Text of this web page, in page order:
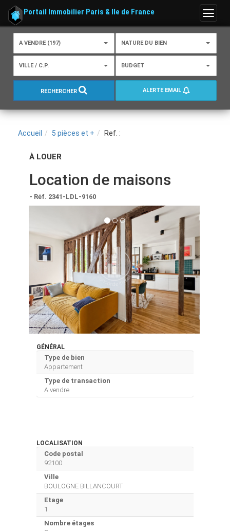
Menu
Portail Immobilier Paris & Ile de France
A VENDRE (197) NATURE DU BIEN
VILLE / C.P. BUDGET
RECHERCHER ALERTE EMAIL
Accueil 5 pièces et + Ref. :
À LOUER
Location de maisons
- Réf. 2341-LDL-9160
GÉNÉRAL
Type de bien
Appartement
Type de transaction
A vendre
LOCALISATION
Code postal
92100
Ville
BOULOGNE BILLANCOURT
Etage
1
Nombre étages